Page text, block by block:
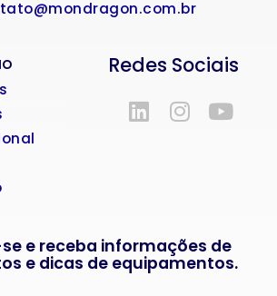
Redes Sociais
e receba informações de
e dicas de equipamentos.